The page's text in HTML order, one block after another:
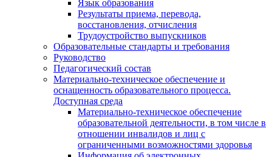
Язык образования
Результаты приема, перевода,
восстановления, отчисления
Трудоустройство выпускников
Образовательные стандарты и требования
Руководство
Педагогический состав
Материально-техническое обеспечение и
оснащенность образовательного процесса.
Доступная среда
Материально-техническое обеспечение
образовательной деятельности, в том числе в
отношении инвалидов и лиц с
ограниченными возможностями здоровья